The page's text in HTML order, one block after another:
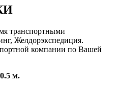
транспортными
Желдорэкспедиция.
компании по Вашей
м.